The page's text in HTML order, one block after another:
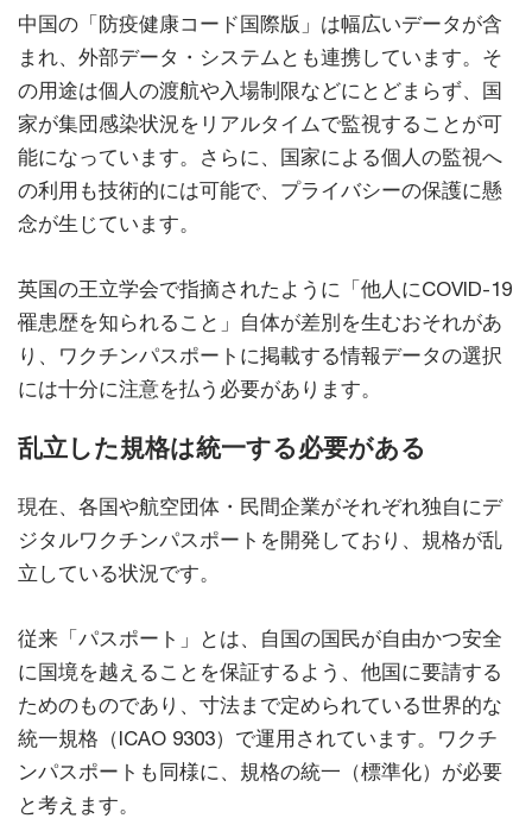
中国の「防疫健康コード国際版」は幅広いデータが含
まれ、外部データ・システムとも連携しています。そ
の用途は個人の渡航や入場制限などにとどまらず、国
家が集団感染状況をリアルタイムで監視することが可
能になっています。さらに、国家による個人の監視へ
の利用も技術的には可能で、プライバシーの保護に懸
念が生じています。
英国の王立学会で指摘されたように「他人にCOVID-19
罹患歴を知られること」自体が差別を生むおそれがあ
り、ワクチンパスポートに掲載する情報データの選択
には十分に注意を払う必要があります。
乱立した規格は統一する必要がある
現在、各国や航空団体・民間企業がそれぞれ独自にデ
ジタルワクチンパスポートを開発しており、規格が乱
立している状況です。
従来「パスポート」とは、自国の国民が自由かつ安全
に国境を越えることを保証するよう、他国に要請する
ためのものであり、寸法まで定められている世界的な
統一規格（ICAO 9303）で運用されています。ワクチ
ンパスポートも同様に、規格の統一（標準化）が必要
と考えます。